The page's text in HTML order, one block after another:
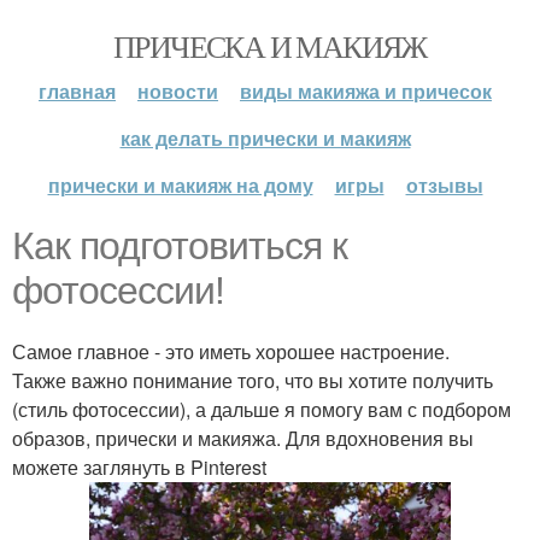
ПРИЧЕСКА И МАКИЯЖ
главная новости
виды макияжа и причесок
как делать прически и макияж
прически и макияж на дому
игры отзывы
Как подготовиться к
фотосессии!
Самое главное - это иметь хорошее настроение.
Также важно понимание того, что вы хотите получить
(стиль фотосессии), а дальше я помогу вам с подбором
образов, прически и макияжа. Для вдохновения вы
можете заглянуть в Pinterest